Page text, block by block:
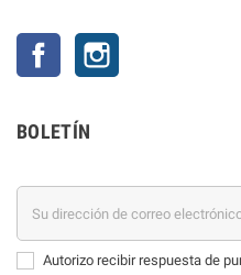
Facebook
BOLETÍN
Autorizo recibir respuesta de